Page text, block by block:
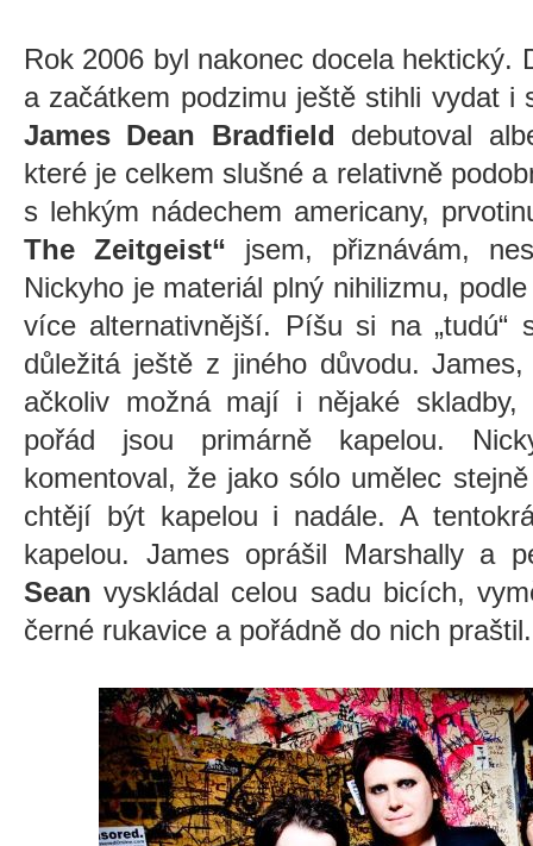
Rok 2006 byl nakonec docela hektický.
a začátkem podzimu ještě stihli vydat i
James Dean Bradfield debutoval
které je celkem slušné a relativně
s lehkým nádechem americany,
The Zeitgeist“ jsem, přiznávám,
Nickyho je materiál plný nihilizmu,
více alternativnější. Píšu si na „tudú“
důležitá ještě z jiného důvodu.
ačkoliv možná mají i nějaké
pořád jsou primárně kapelou.
komentoval, že jako sólo umělec
chtějí být kapelou i nadále. A
kapelou. James oprášil Marshally a
Sean vyskládal celou sadu bicích,
černé rukavice a pořádně do nich praštil.